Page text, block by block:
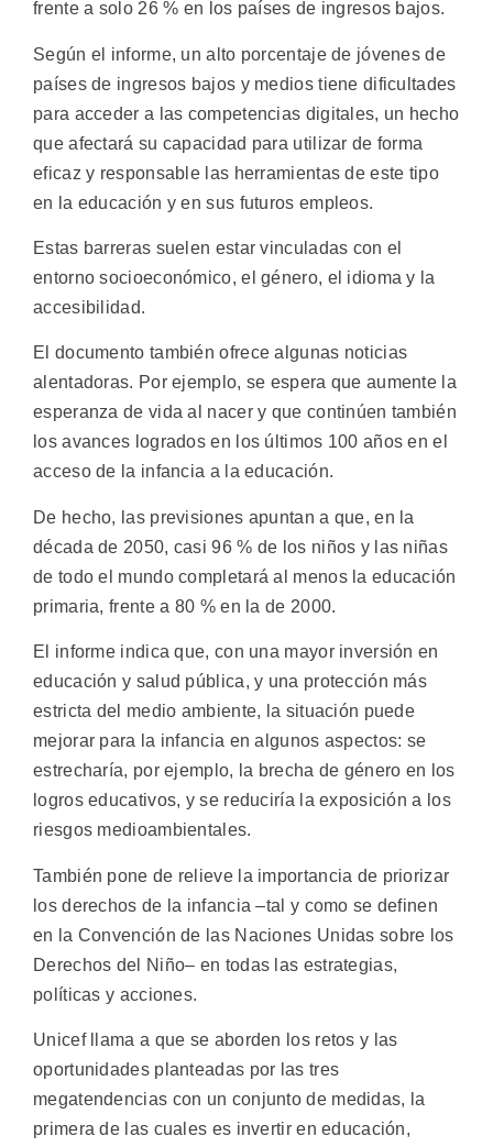
frente a solo 26 % en los países de ingresos bajos.
Según el informe, un alto porcentaje de jóvenes de
países de ingresos bajos y medios tiene dificultades
para acceder a las competencias digitales, un hecho
que afectará su capacidad para utilizar de forma
eficaz y responsable las herramientas de este tipo
en la educación y en sus futuros empleos.
Estas barreras suelen estar vinculadas con el
entorno socioeconómico, el género, el idioma y la
accesibilidad.
El documento también ofrece algunas noticias
alentadoras. Por ejemplo, se espera que aumente la
esperanza de vida al nacer y que continúen también
los avances logrados en los últimos 100 años en el
acceso de la infancia a la educación.
De hecho, las previsiones apuntan a que, en la
década de 2050, casi 96 % de los niños y las niñas
de todo el mundo completará al menos la educación
primaria, frente a 80 % en la de 2000.
El informe indica que, con una mayor inversión en
educación y salud pública, y una protección más
estricta del medio ambiente, la situación puede
mejorar para la infancia en algunos aspectos: se
estrecharía, por ejemplo, la brecha de género en los
logros educativos, y se reduciría la exposición a los
riesgos medioambientales.
También pone de relieve la importancia de priorizar
los derechos de la infancia –tal y como se definen
en la Convención de las Naciones Unidas sobre los
Derechos del Niño– en todas las estrategias,
políticas y acciones.
Unicef llama a que se aborden los retos y las
oportunidades planteadas por las tres
megatendencias con un conjunto de medidas, la
primera de las cuales es invertir en educación,